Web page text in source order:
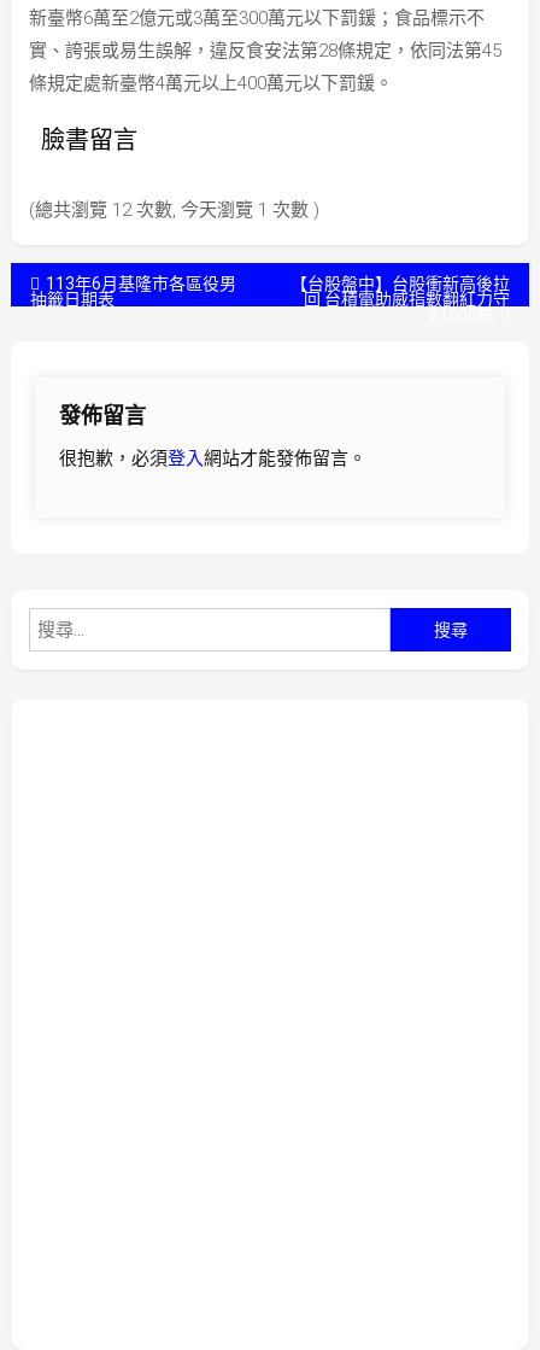
新臺幣6萬至2億元或3萬至300萬元以下罰鍰；食品標示不
實、誇張或易生誤解，違反食安法第28條規定，依同法第45
條規定處新臺幣4萬元以上400萬元以下罰鍰。
臉書留言
(總共瀏覽 12 次數, 今天瀏覽 1 次數 )
文113年6月基隆市各區役男
抽籤日期表
【台股盤中】台股衝新高後拉
回 台積電助威指數翻紅力守
發佈留言
很抱歉，必須登入網站才能發佈留言。
尋